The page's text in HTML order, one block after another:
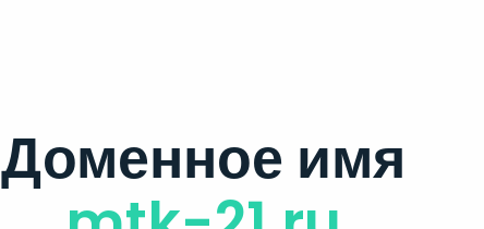
Доменное имя